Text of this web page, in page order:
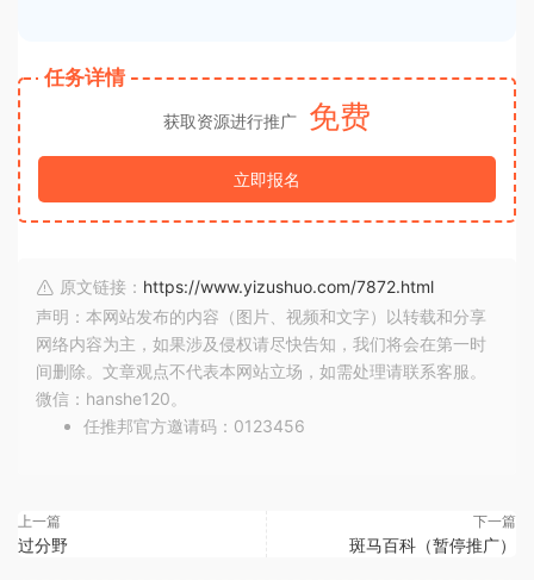
任务详情
获取资源进行推广 免费
立即报名
原文链接： https://www.yizushuo.com/7872.html
声明：本网站发布的内容（图片、视频和文字）以转载和分享
网络内容为主，如果涉及侵权请尽快告知，我们将会在第一时
间删除。文章观点不代表本网站立场，如需处理请联系客服。
微信：hanshe120。
任推邦官方邀请码：0123456
上一篇
过分野
下一篇
斑马百科（暂停推广）